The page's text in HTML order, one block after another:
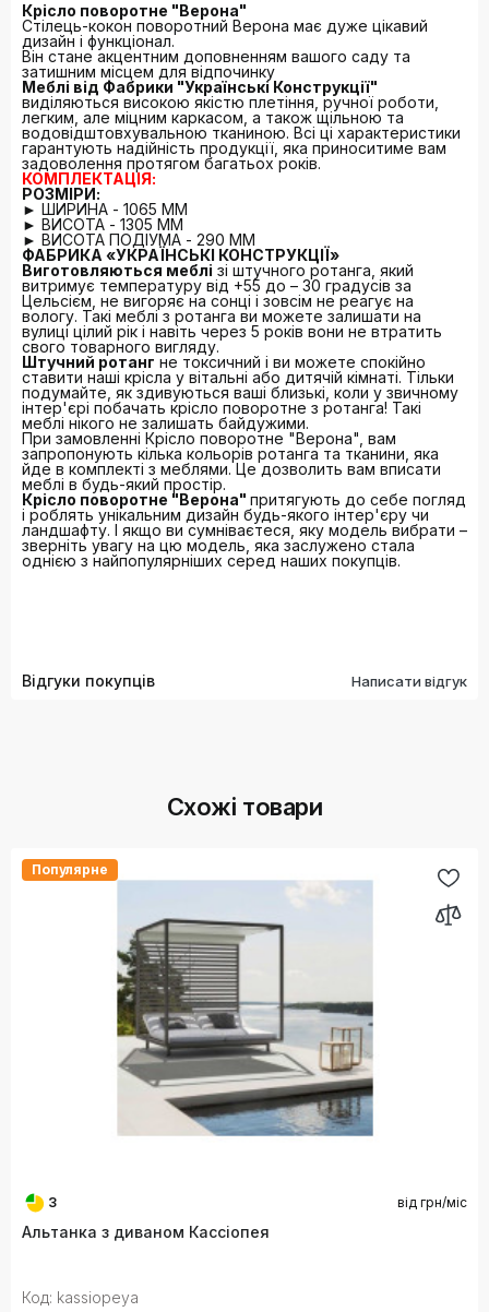
Крісло поворотне "Верона"
Стілець-кокон поворотний Верона має дуже цікавий
дизайн і функціонал.
Він стане акцентним доповненням вашого саду та
затишним місцем для відпочинку
Меблі від Фабрики "Українські Конструкції"
виділяються високою якістю плетіння, ручної роботи,
легким, але міцним каркасом, а також щільною та
водовідштовхувальною тканиною. Всі ці характеристики
гарантують надійність продукції, яка приноситиме вам
задоволення протягом багатьох років.
КОМПЛЕКТАЦІЯ:
РОЗМІРИ:
► ШИРИНА - 1065 ММ
► ВИСОТА - 1305 ММ
► ВИСОТА ПОДІУМА - 290 ММ
ФАБРИКА «УКРАЇНСЬКІ КОНСТРУКЦІЇ»
Виготовляються меблі зі штучного ротанга, який
витримує температуру від +55 до – 30 градусів за
Цельсієм, не вигоряє на сонці і зовсім не реагує на
вологу. Такі меблі з ротанга ви можете залишати на
вулиці цілий рік і навіть через 5 років вони не втратить
свого товарного вигляду.
Штучний ротанг не токсичний і ви можете спокійно
ставити наші крісла у вітальні або дитячій кімнаті. Тільки
подумайте, як здивуються ваші близькі, коли у звичному
інтер'єрі побачать крісло поворотне з ротанга! Такі
меблі нікого не залишать байдужими.
При замовленні Крісло поворотне "Верона", вам
запропонують кілька кольорів ротанга та тканини, яка
йде в комплекті з меблями. Це дозволить вам вписати
меблі в будь-який простір.
Крісло поворотне "Верона" притягують до себе погляд
і роблять унікальним дизайн будь-якого інтер'єру чи
ландшафту. І якщо ви сумніваєтеся, яку модель вибрати –
зверніть увагу на цю модель, яка заслужено стала
однією з найпопулярніших серед наших покупців.
Відгуки покупців Написати відгук
Схожі товари
Популярне
3 від грн/міс
Альтанка з диваном Кассіопея
Код: kassiopeya